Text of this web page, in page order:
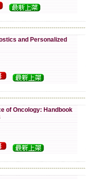
and Personalized
of Oncology: Handbook